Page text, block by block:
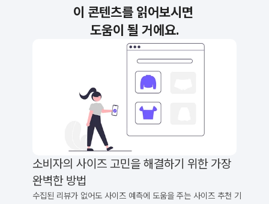
소비자의 사이즈 고민을 해결하기 위한 가장
완벽한 방법
수집된 리뷰가 없어도 사이즈 예측에 도움을 주는 사이즈 추천 기
이 콘텐츠를 읽어보시면
도움이 될 거에요.